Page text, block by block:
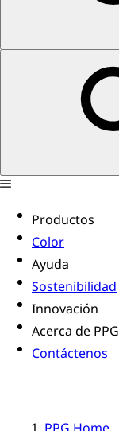
Productos
Color
Ayuda
Sostenibilidad
Innovación
Acerca de PPG
Contáctenos